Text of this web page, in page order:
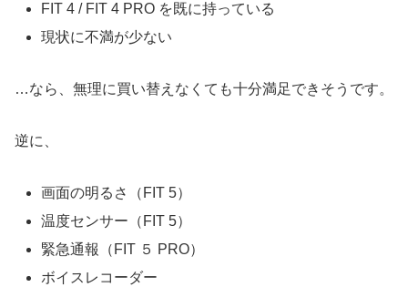
FIT 4 / FIT 4 PRO を既に持っている
現状に不満が少ない
…なら、無理に買い替えなくても十分満足できそうです。
逆に、
画面の明るさ（FIT 5）
温度センサー（FIT 5）
緊急通報（FIT ５ PRO）
ボイスレコーダー